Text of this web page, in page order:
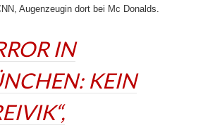
Augenzeugin dort bei Mc Donalds.
IN
KEIN